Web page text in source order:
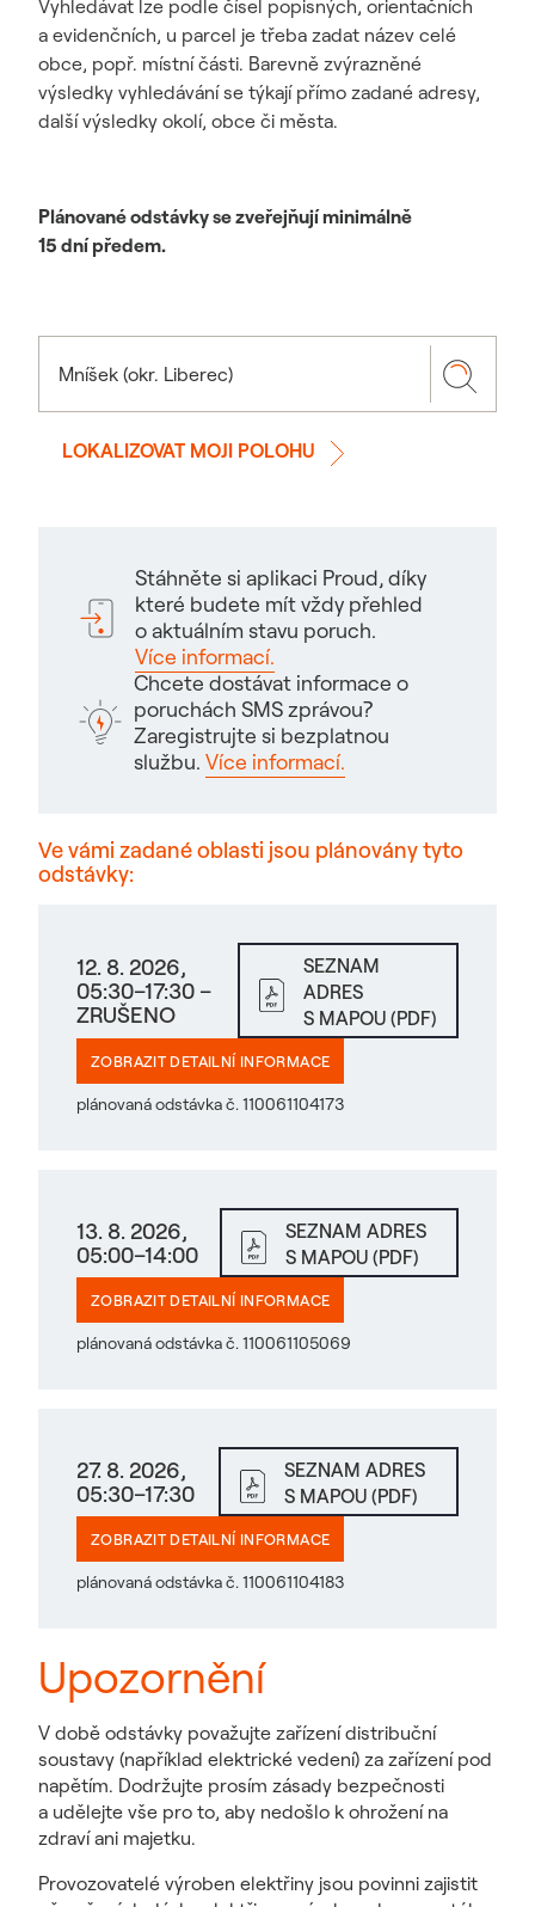
Vyhledávat lze podle čísel popisných, orientačních
a evidenčních, u parcel je třeba zadat název celé
obce, popř. místní části. Barevně zvýrazněné
výsledky vyhledávání se týkají přímo zadané adresy,
další výsledky okolí, obce či města.
Plánované odstávky se zveřejňují minimálně
15 dní předem.
LOKALIZOVAT MOJI POLOHU
Stáhněte si aplikaci Proud, díky
které budete mít vždy přehled
o aktuálním stavu poruch.
Více informací.
Chcete dostávat informace o
poruchách SMS zprávou?
Zaregistrujte si bezplatnou
službu. Více informací.
Ve vámi zadané oblasti jsou plánovány tyto
odstávky:
12. 8. 2026,
05:30–17:30 –
ZRUŠENO
SEZNAM
ADRES
S MAPOU (PDF)
ZOBRAZIT DETAILNÍ INFORMACE
plánovaná odstávka č. 110061104173
13. 8. 2026,
05:00–14:00
SEZNAM ADRES
S MAPOU (PDF)
ZOBRAZIT DETAILNÍ INFORMACE
plánovaná odstávka č. 110061105069
27. 8. 2026,
05:30–17:30
SEZNAM ADRES
S MAPOU (PDF)
ZOBRAZIT DETAILNÍ INFORMACE
plánovaná odstávka č. 110061104183
Upozornění
V době odstávky považujte zařízení distribuční
soustavy (například elektrické vedení) za zařízení pod
napětím. Dodržujte prosím zásady bezpečnosti
a udělejte vše pro to, aby nedošlo k ohrožení na
zdraví ani majetku.
Provozovatelé výroben elektřiny jsou povinni zajistit